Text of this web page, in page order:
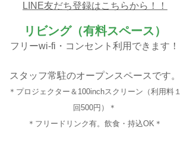
​LINE友だち登録はこちらから！！
リビング（有料スペース）
フリーwi-fi・コンセント利用できます！
スタッフ常駐のオープンスペースです。
＊プロジェクター＆100inchスクリーン（利用料１
回500円）＊
＊フリードリンク有。飲食・持込OK＊